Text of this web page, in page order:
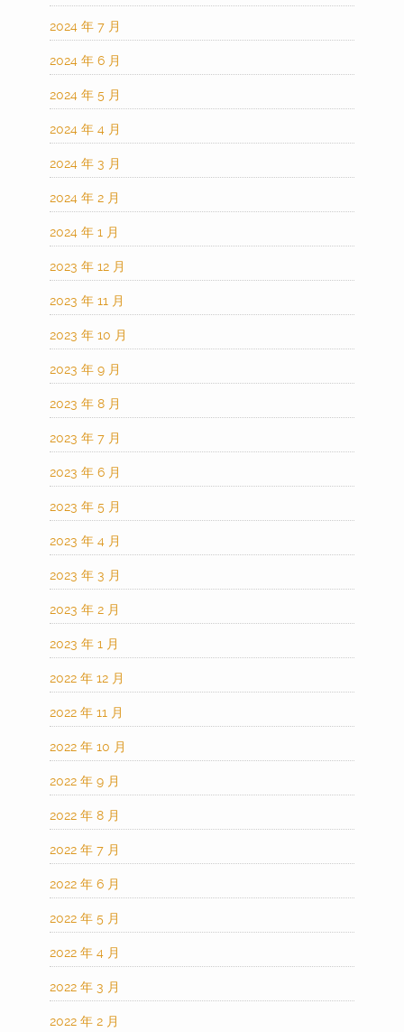
2024 年 7 月
2024 年 6 月
2024 年 5 月
2024 年 4 月
2024 年 3 月
2024 年 2 月
2024 年 1 月
2023 年 12 月
2023 年 11 月
2023 年 10 月
2023 年 9 月
2023 年 8 月
2023 年 7 月
2023 年 6 月
2023 年 5 月
2023 年 4 月
2023 年 3 月
2023 年 2 月
2023 年 1 月
2022 年 12 月
2022 年 11 月
2022 年 10 月
2022 年 9 月
2022 年 8 月
2022 年 7 月
2022 年 6 月
2022 年 5 月
2022 年 4 月
2022 年 3 月
2022 年 2 月